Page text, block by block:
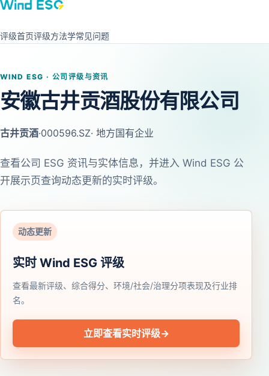
评级首页评级方法学常见问题
WIND ESG · 公司评级与资讯
安徽古井贡酒股份有限公司
古井贡酒·000596.SZ· 地方国有企业
查看公司 ESG 资讯与实体信息，并进入 Wind ESG 公
开展示页查询动态更新的实时评级。
动态更新
实时 Wind ESG 评级
查看最新评级、综合得分、环境/社会/治理分项表现及行业排
名。
立即查看实时评级→